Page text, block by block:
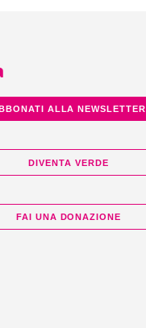
ALLA NEWSLETTER
DIVENTA VERDE
FAI UNA DONAZIONE